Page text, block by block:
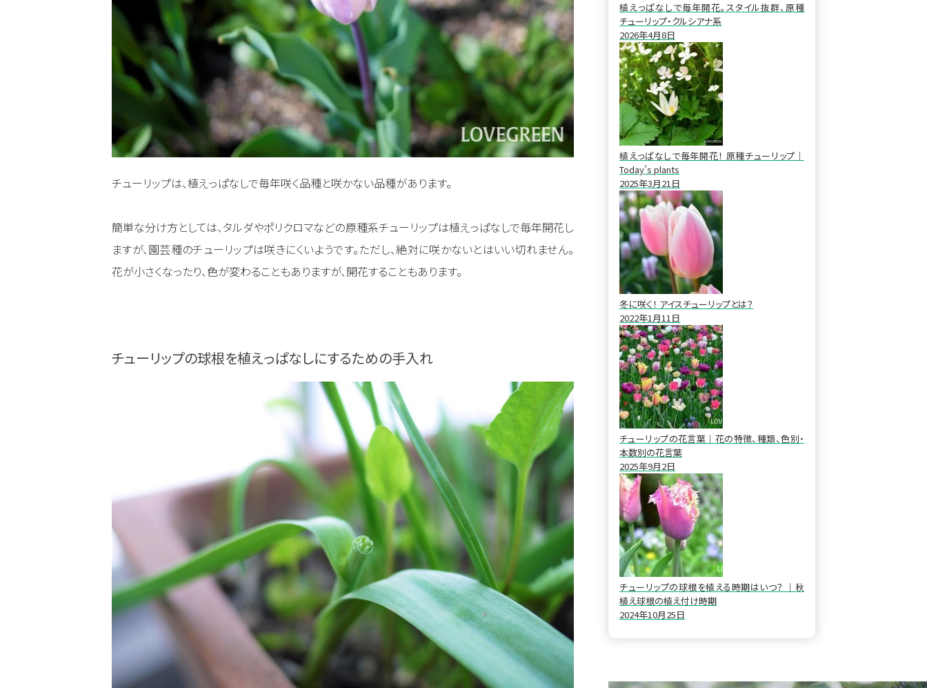
チューリップは、植えっぱなしで毎年咲く品種と咲かない品種があります。
簡単な分け方としては、タルダやポリクロマなどの原種系チューリップは植えっぱなしで毎年開花し
ますが、園芸種のチューリップは咲きにくいようです。ただし、絶対に咲かないとはいい切れません。
花が小さくなったり、色が変わることもありますが、開花することもあります。
チューリップの球根を植えっぱなしにするための手入れ
植えっぱなしで毎年開花。スタイル抜群、原種
チューリップ・クルシアナ系
2026年4月8日
植えっぱなしで毎年開花！ 原種チューリップ｜
Today’s plants
2025年3月21日
冬に咲く！ アイスチューリップとは？
2022年1月11日
チューリップの花言葉｜花の特徴、種類、色別・
本数別の花言葉
2025年9月2日
チューリップの球根を植える時期はいつ？ ｜秋
植え球根の植え付け時期
2024年10月25日